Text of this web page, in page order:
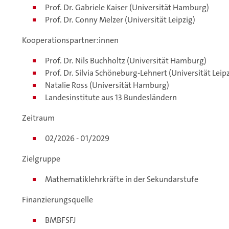
Prof. Dr. Gabriele Kaiser (Universität Hamburg)
Prof. Dr. Conny Melzer (Universität Leipzig)
Kooperationspartner:innen ​
Prof. Dr. Nils Buchholtz (Universität Hamburg)
Prof. Dr. Silvia Schöneburg-Lehnert (Universität
Natalie Ross (Universität Hamburg)
Landesinstitute aus 13 Bundesländern​
Zeitraum
02/2026 - 01/2029
Zielgruppe ​
Mathematiklehrkräfte in der Sekundarstufe​
Finanzierungsquelle
BMBFSFJ